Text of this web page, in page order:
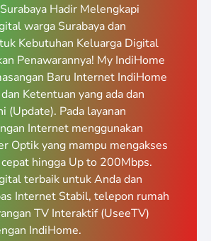
Hadir Melengkapi
warga Surabaya dan
Kebutuhan Keluarga Digital
Penawarannya! My IndiHome
Baru Internet IndiHome
Ketentuan yang ada dan
(Update). Pada layanan
Internet menggunakan
Optik yang mampu mengakses
hingga Up to 200Mbps.
terbaik untuk Anda dan
Internet Stabil, telepon rumah
TV Interaktif (UseeTV)
IndiHome.